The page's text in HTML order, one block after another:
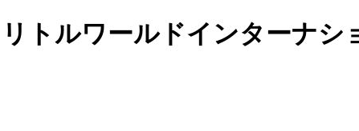
トルワールドインターナシ